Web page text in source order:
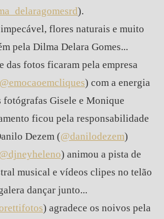
).
flores naturais e muito
pela Dilma Delara Gomes...
das fotos ficaram pela empresa
@emocaoemcliques) com a energia
fotógrafas Gisele e Monique
ficou pela responsabilidade
Dezem (@danilodezem)
@djneyheleno) animou a pista de
musical e vídeos clipes no telão
dançar junto...
) agradece os noivos pela